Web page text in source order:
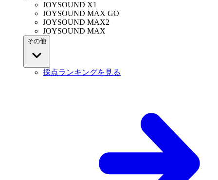
JOYSOUND X1
JOYSOUND MAX GO
JOYSOUND MAX2
JOYSOUND MAX
その他
採点ランキングを見る